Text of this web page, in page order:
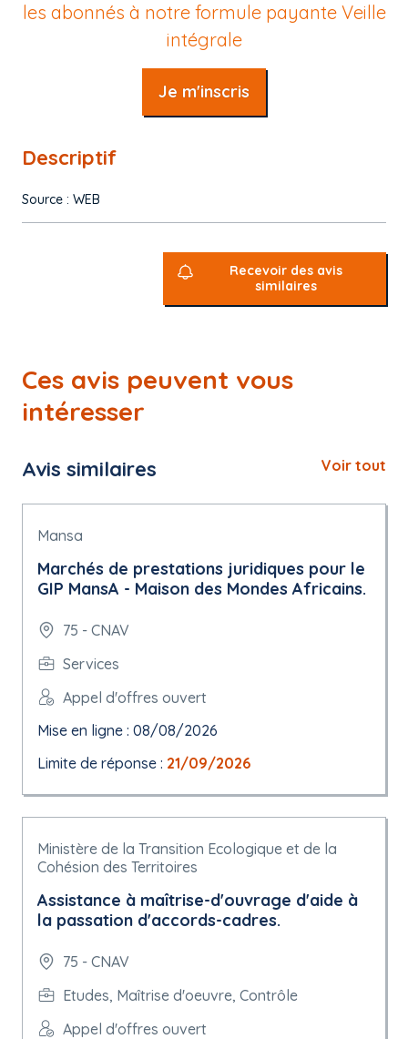
les abonnés à notre formule payante Veille
intégrale
Je m'inscris
Descriptif
Source : WEB
Recevoir des avis
similaires
Ces avis peuvent vous
intéresser
Avis similaires Voir tout
Mansa
Marchés de prestations juridiques pour le
GIP MansA - Maison des Mondes Africains.
75 - CNAV
Services
Appel d'offres ouvert
Mise en ligne : 08/08/2026
Limite de réponse : 21/09/2026
Ministère de la Transition Ecologique et de la
Cohésion des Territoires
Assistance à maîtrise-d'ouvrage d'aide à
la passation d'accords-cadres.
75 - CNAV
Etudes, Maîtrise d'oeuvre, Contrôle
Appel d'offres ouvert